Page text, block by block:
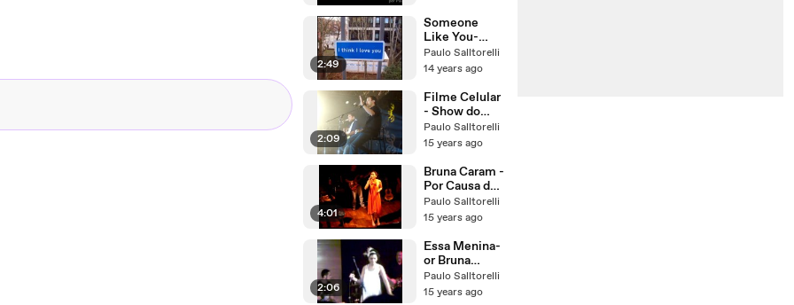
2:49
Someone
Like You-
Diane Carroll
Paulo Salltorelli
14 years ago
2:09
Filme Celular
- Show do
João Bosco &
Vinícius no
SP - Tocando
em Frente - 15
10 2009-
Paulo
Salltorelli-
Camila
Ahrens e
Renata Capra
Paulo Salltorelli
15 years ago
4:01
Bruna Caram -
Por Causa de
você-Tom
Jazz- maio de
Paulo Salltorelli
15 years ago
2:06
Essa Menina-
or Bruna
Caram-
Gravado por
Paulo Salltorelli
15 years ago